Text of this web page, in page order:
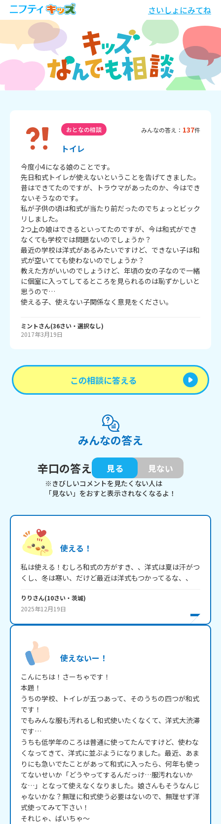
さいしょにみてね
おとなの相談 みんなの答え： 137件
トイレ
今度小4になる娘のことです。
先日和式トイレが使えないということを告げてきました。
昔はできてたのですが、トラウマがあったのか、今はでき
ないそうなのです。
私が子供の頃は和式が当たり前だったのでちょっとビック
リしました。
2つ上の娘はできるといってたのですが、今は和式ができ
なくても学校では問題ないのでしょうか？
最近の学校は洋式があるみたいですけど、できない子は和
式が空いてても使わないのでしょうか？
教えた方がいいのでしょうけど、年頃の女の子なので一緒
に個室に入ってしてるところを見られるのは恥ずかしいと
思うので…
使える子、使えない子関係なく意見をください。
ミントさん(36さい・ 選択なし)
2017年3月19日
この相談に答える
みんなの答え
辛口の答え
見る 見ない
※きびしいコメントを見たくない人は
「見ない」をおすと表示されなくなるよ！
使える！
私は使える！むしろ和式の方がすき、、洋式は夏は汗がつ
くし、冬は寒い、だけど最近は洋式もつかってるな、、
りりさん(10さい・ 茨城)
2025年12月19日
使えないー！
こんにちは！さーちゃです！
本題！
うちの学校、トイレが五つあって、そのうちの四つが和式
です！
でもみんな服も汚れるし和式使いたくなくて、洋式大渋滞
です…
うちも低学年のころは普通に使ってたんですけど、使わな
くなってきて、洋式に並ぶようになりました。最近、あま
りにも急いでたことがあって和式に入ったら、何年も使っ
てないせいか「どうやってするんだっけ…服汚れないか
な…」となって使えなくなりました。娘さんもそうなんじ
ゃないかな？無理に和式使う必要はないので、無理せず洋
式使ってみて下さい！
それじゃ、ばいちゃ～